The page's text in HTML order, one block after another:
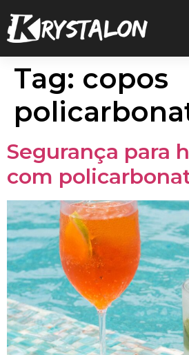
Tag: copos
Segurança para
com